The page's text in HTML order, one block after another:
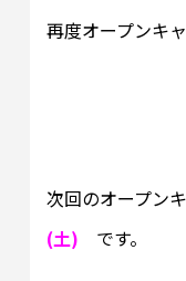
再度オープンキ
次回のオープン
(土) です。